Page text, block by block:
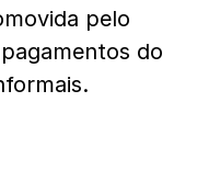
pelo
do